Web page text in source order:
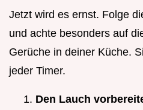
Jetzt wird es ernst. Folge
und achte besonders auf
Gerüche in deiner Küche.
jeder Timer.
Den Lauch